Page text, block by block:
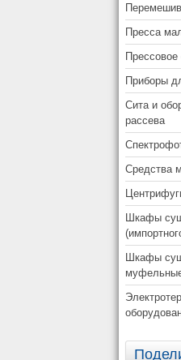
Пресса
Приборы
Сита и
рассева
Средства
Шкафы
Шкафы